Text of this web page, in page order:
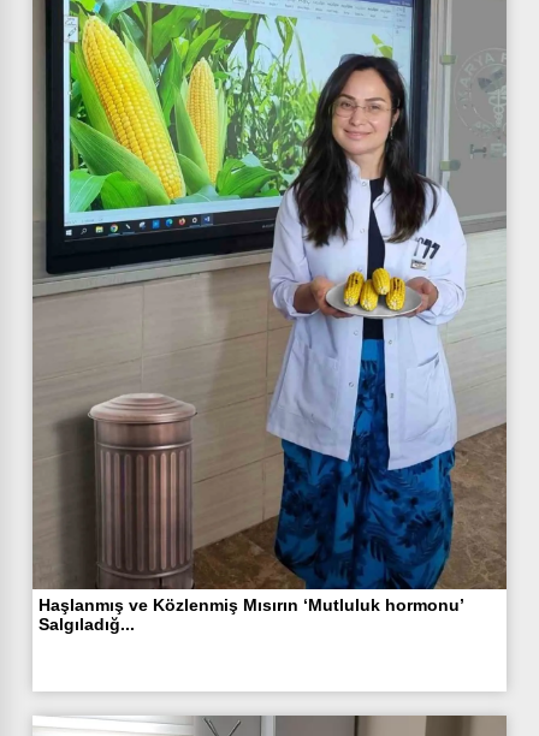
Haşlanmış ve Közlenmiş Mısırın ‘Mutluluk hormonu’
Salgıladığ...